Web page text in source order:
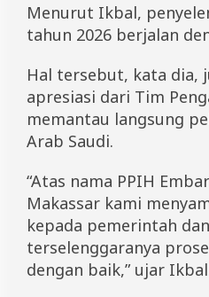
Menurut Ikbal,
tahun 2026 berjalan
Hal tersebut, kata dia,
apresiasi dari Tim
memantau langsung
Arab Saudi.
“Atas nama PPIH
Makassar kami
kepada pemerintah
terselenggaranya
dengan baik,” ujar